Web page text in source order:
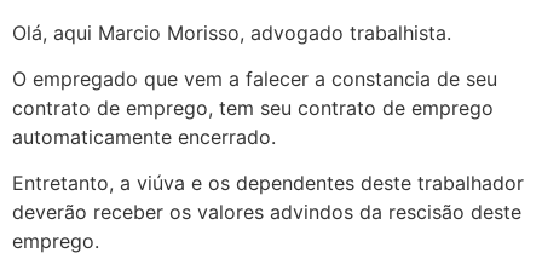
Olá, aqui Marcio Morisso, advogado trabalhista.
O empregado que vem a falecer a constancia de seu
contrato de emprego, tem seu contrato de emprego
automaticamente encerrado.
Entretanto, a viúva e os dependentes deste trabalhador
deverão receber os valores advindos da rescisão deste
emprego.